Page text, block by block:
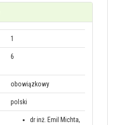
1
6
obowiązkowy
polski
dr inż. Emil Michta,